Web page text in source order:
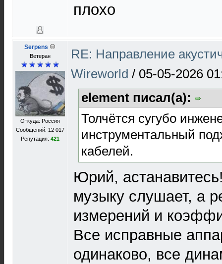
плохо
Serpens
Ветеран
Откуда: Россия
Сообщений: 12 017
Репутация: 421
RE: Направление
Wireworld / 05-05-2026
element писал(а):
Толчётся сугубо
инструментальный
кабелей.
Юрий,
музыку слушает, а
измерений и
Все исправные
одинаково, все